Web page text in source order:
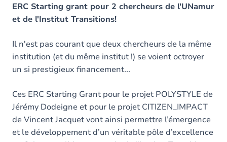
ERC Starting grant pour 2 chercheurs de l'UNamur
et de l'Institut Transitions!
Il n'est pas courant que deux chercheurs de la même
institution (et du même institut !) se voient octroyer
un si prestigieux financement...
Ces ERC Starting Grant pour le projet POLYSTYLE de
Jérémy Dodeigne et pour le projet CITIZEN_IMPACT
de Vincent Jacquet vont ainsi permettre l’émergence
et le développement d’un véritable pôle d’excellence